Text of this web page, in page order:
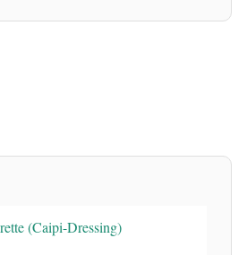
(Caipi-Dressing)